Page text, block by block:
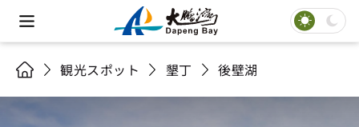
観光スポット 墾丁 後壁湖